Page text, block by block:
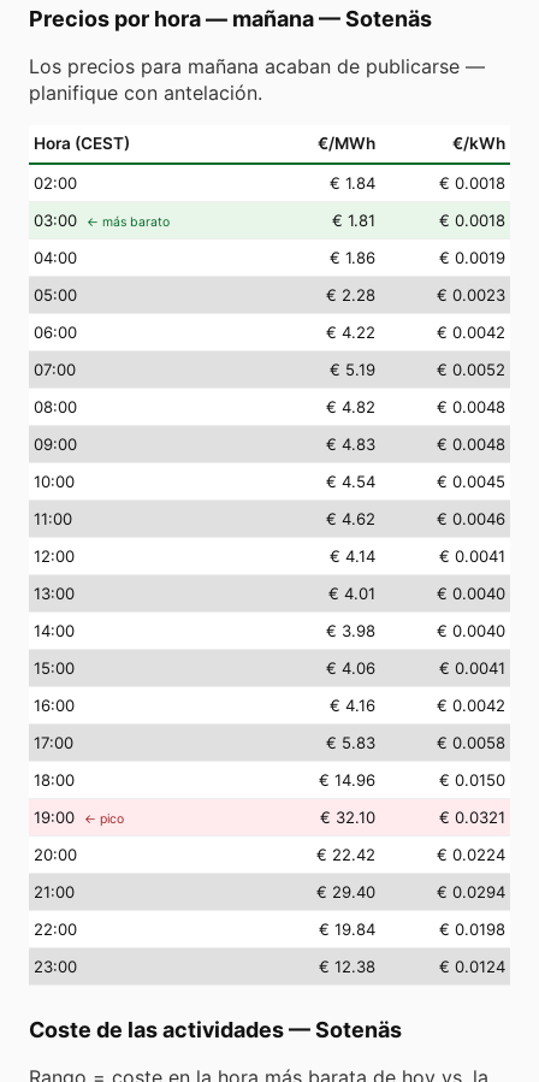
Precios por hora — mañana—Sotenäs
Los precios para mañana acaban de publicarse —
planifique con antelación.
Hora (CEST) €/MWh €/kWh
02:00 € 1.84
€ 0.0018
03:00 ← más barato € 1.81
€ 0.0018
04:00 € 1.86
€ 0.0019
05:00 € 2.28
€ 0.0023
06:00 € 4.22
€ 0.0042
07:00 € 5.19
€ 0.0052
08:00 € 4.82
€ 0.0048
09:00 € 4.83
€ 0.0048
10:00 € 4.54
€ 0.0045
11:00 € 4.62
€ 0.0046
12:00 € 4.14
€ 0.0041
13:00 € 4.01
€ 0.0040
14:00 € 3.98
€ 0.0040
15:00 € 4.06
€ 0.0041
16:00 € 4.16
€ 0.0042
17:00 € 5.83
€ 0.0058
18:00 € 14.96
€ 0.0150
19:00 ← pico € 32.10
€ 0.0321
20:00 € 22.42
€ 0.0224
21:00 € 29.40
€ 0.0294
22:00 € 19.84
€ 0.0198
23:00 € 12.38 € 0.0124
Coste de las actividades—Sotenäs
Rango = coste en la hora más barata de hoy vs. la